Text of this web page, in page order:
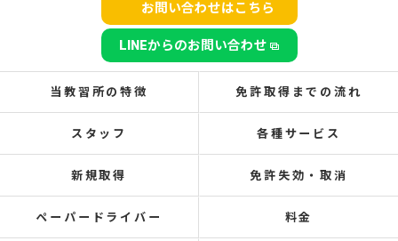
お問い合わせはこちら
LINEからのお問い合わせ
当教習所の特徴 免許取得までの流れ
スタッフ 各種サービス
新規取得 免許失効・取消
ペーパードライバー 料金